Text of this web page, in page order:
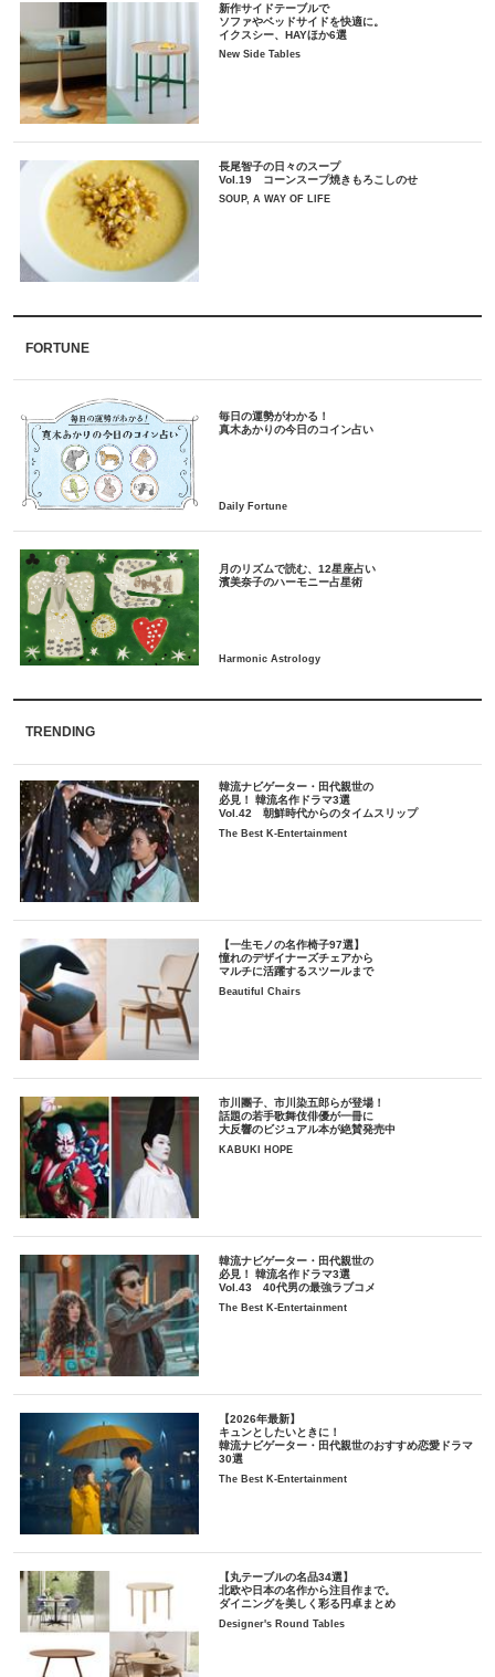
新作サイドテーブルで
ソファやベッドサイドを快適に。
イクスシー、HAYほか6選
New Side Tables
長尾智子の日々のスープ
Vol.19 コーンスープ焼きもろこしのせ
SOUP, A WAY OF LIFE
FORTUNE
毎日の運勢がわかる！
月のリズムで読む、12星座占い
TRENDING
韓流ナビゲーター・田代親世の
必見！ 韓流名作ドラマ3選
Vol.42 朝鮮時代からのタイムスリップ
The Best K-Entertainment
【一生モノの名作椅子97選】
憧れのデザイナーズチェアから
マルチに活躍するスツールまで
Beautiful Chairs
市川團子、市川染五郎らが登場！
話題の若手歌舞伎俳優が一冊に
大反響のビジュアル本が絶賛発売中
KABUKI HOPE
韓流ナビゲーター・田代親世の
必見！ 韓流名作ドラマ3選
Vol.43 40代男の最強ラブコメ
The Best K-Entertainment
【2026年最新】
キュンとしたいときに！
韓流ナビゲーター・田代親世のおすすめ恋愛ドラマ
30選
The Best K-Entertainment
【丸テーブルの名品34選】
北欧や日本の名作から注目作まで。
ダイニングを美しく彩る円卓まとめ
Designer's Round Tables